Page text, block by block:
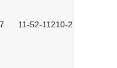
11-52-11210-2702